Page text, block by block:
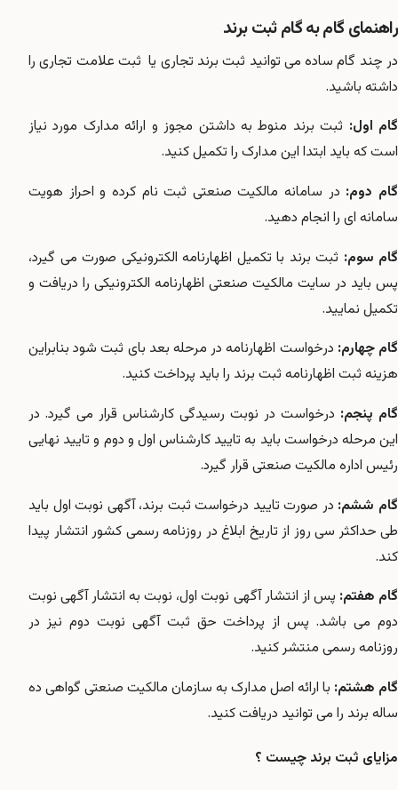
راهنمای گام به گام ثبت برند
در چند گام ساده می توانید ثبت برند تجاری یا ثبت علامت تجاری را
داشته باشید.
گام اول: ثبت برند منوط به داشتن مجوز و ارائه مدارک مورد نیاز
است که باید ابتدا این مدارک را تکمیل کنید.
گام دوم: در سامانه مالکیت صنعتی ثبت نام کرده و احراز هویت
سامانه ای را انجام دهید.
گام سوم: ثبت برند با تکمیل اظهارنامه الکترونیکی صورت می گیرد،
پس باید در سایت مالکیت صنعتی اظهارنامه الکترونیکی را دریافت و
تکمیل نمایید.
گام چهارم: درخواست اظهارنامه در مرحله بعد بای ثبت شود بنابراین
هزینه ثبت اظهارنامه ثبت برند را باید پرداخت کنید.
گام پنجم: درخواست در نوبت رسیدگی کارشناس قرار می گیرد. در
این مرحله درخواست باید به تایید کارشناس اول و دوم و تایید نهایی
رئیس اداره مالکیت صنعتی قرار گیرد.
گام ششم: در صورت تایید درخواست ثبت برند، آگهی نوبت اول باید
طی حداکثر سی روز از تاریخ ابلاغ در روزنامه رسمی کشور انتشار پیدا
کند.
گام هفتم: پس از انتشار آگهی نوبت اول، نوبت به انتشار آگهی نوبت
دوم می باشد. پس از پرداخت حق ثبت آگهی نوبت دوم نیز در
روزنامه رسمی منتشر کنید.
گام هشتم: با ارائه اصل مدارک به سازمان مالکیت صنعتی گواهی ده
ساله برند را می توانید دریافت کنید.
مزایای ثبت برند چیست ؟